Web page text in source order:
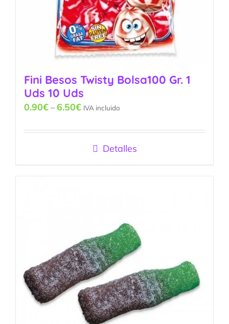
Fini Besos Twisty Bolsa100 Gr. 1
Uds 10 Uds
0.90€ – 6.50€ IVA incluido
Detalles